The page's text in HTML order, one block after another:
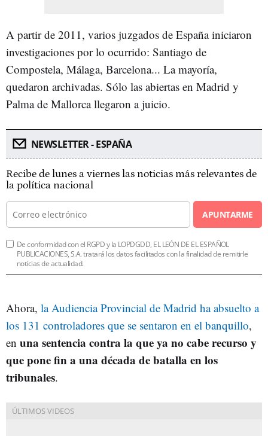
A partir de 2011, varios juzgados de España iniciaron
investigaciones por lo ocurrido: Santiago de
Compostela, Málaga, Barcelona... La mayoría,
quedaron archivadas. Sólo las abiertas en Madrid y
Palma de Mallorca llegaron a juicio.
NEWSLETTER - ESPAÑA
Recibe de lunes a viernes las noticias más relevantes de
la política nacional
APUNTARME
De conformidad con el RGPD y la LOPDGDD, EL LEÓN DE EL ESPAÑOL
PUBLICACIONES, S.A. tratará los datos facilitados con la finalidad de remitirle
noticias de actualidad.
Ahora, la Audiencia Provincial de Madrid ha absuelto a
los 131 controladores que se sentaron en el banquillo,
en una sentencia contra la que ya no cabe recurso y
que pone fin a una década de batalla en los
tribunales.